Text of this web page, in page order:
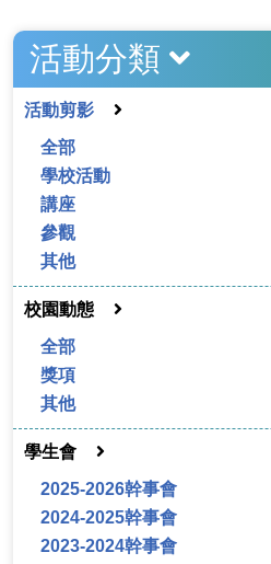
活動分類
活動剪影
全部
學校活動
講座
參觀
其他
校園動態
全部
獎項
其他
學生會
2025-2026幹事會
2024-2025幹事會
2023-2024幹事會